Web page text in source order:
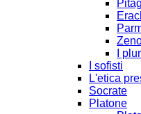
I
I sofisti
L'etica
Socrate
Platone